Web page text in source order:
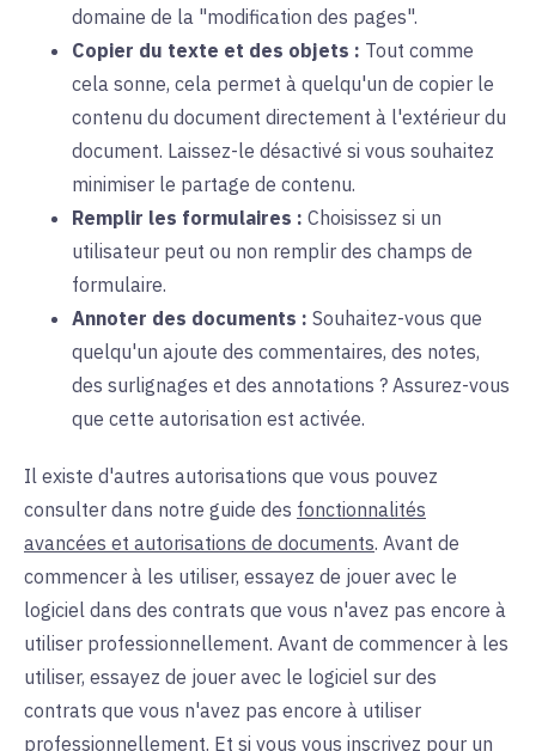
domaine de la "modification des pages".
Copier du texte et des objets : Tout comme
cela sonne, cela permet à quelqu'un de copier le
contenu du document directement à l'extérieur du
document. Laissez-le désactivé si vous souhaitez
minimiser le partage de contenu.
Remplir les formulaires : Choisissez si un
utilisateur peut ou non remplir des champs de
formulaire.
Annoter des documents : Souhaitez-vous que
quelqu'un ajoute des commentaires, des notes,
des surlignages et des annotations ? Assurez-vous
que cette autorisation est activée.
Il existe d'autres autorisations que vous pouvez
consulter dans notre guide des fonctionnalités
avancées et autorisations de documents. Avant de
commencer à les utiliser, essayez de jouer avec le
logiciel dans des contrats que vous n'avez pas encore à
utiliser professionnellement. Avant de commencer à les
utiliser, essayez de jouer avec le logiciel sur des
contrats que vous n'avez pas encore à utiliser
professionnellement. Et si vous vous inscrivez pour un